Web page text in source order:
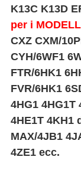
K13C K13D
per i
CXZ CXM/
CYH/6WF1
FTR/6HK1
FVR/6HK1
4HG1 4HG1T
4HE1T 4KH1
MAX/4JB1
4ZE1 ecc.